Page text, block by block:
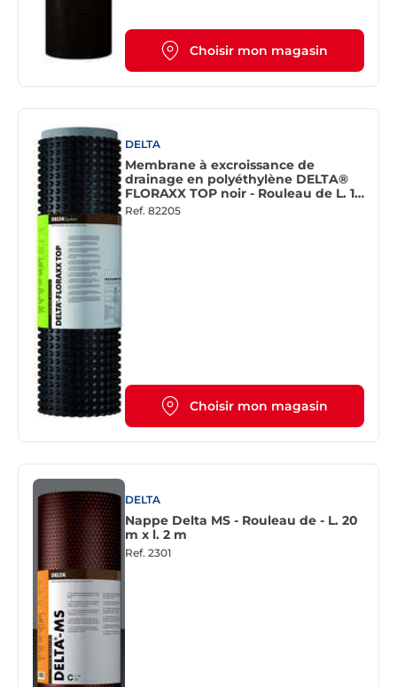
Choisir mon magasin
DELTA
Membrane à excroissance de
drainage en polyéthylène DELTA®
FLORAXX TOP noir - Rouleau de L. 10
x l. 2 m
Ref. 82205
Choisir mon magasin
DELTA
Nappe Delta MS - Rouleau de - L. 20
m x l. 2 m
Ref. 2301